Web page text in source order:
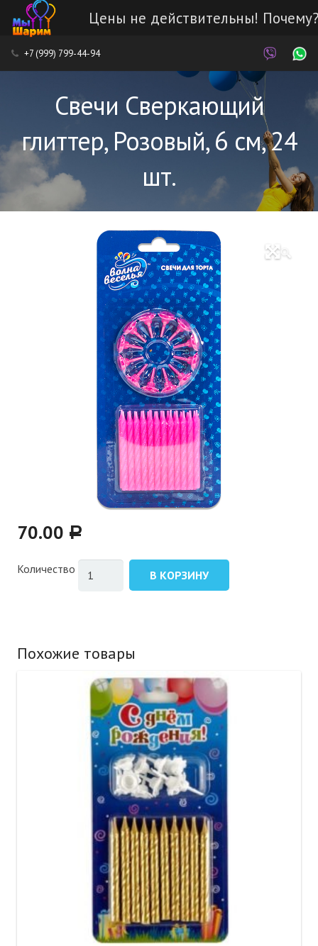
Цены не действительны!
Каталог
Доставка и оплата
Контакты
+7 (999) 799-44-94
Свечи Сверкающий
глиттер, Розовый, 6 см, 24
шт.
🔍
70.00 Р
Количество В КОРЗИНУ
Похожие товары